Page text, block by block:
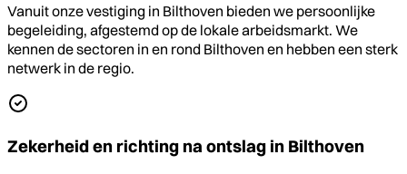
Vanuit onze vestiging in Bilthoven bieden we persoonlijke
begeleiding, afgestemd op de lokale arbeidsmarkt. We
kennen de sectoren in en rond Bilthoven en hebben een sterk
netwerk in de regio.
Zekerheid en richting na ontslag in Bilthoven